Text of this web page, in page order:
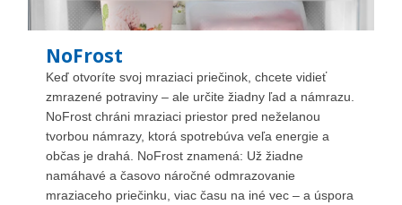
NoFrost
Keď otvoríte svoj mraziaci priečinok, chcete vidieť
zmrazené potraviny – ale určite žiadny ľad a námrazu.
NoFrost chráni mraziaci priestor pred neželanou
tvorbou námrazy, ktorá spotrebúva veľa energie a
občas je drahá. NoFrost znamená: Už žiadne
namáhavé a časovo náročné odmrazovanie
mraziaceho priečinku, viac času na iné vec – a úspora